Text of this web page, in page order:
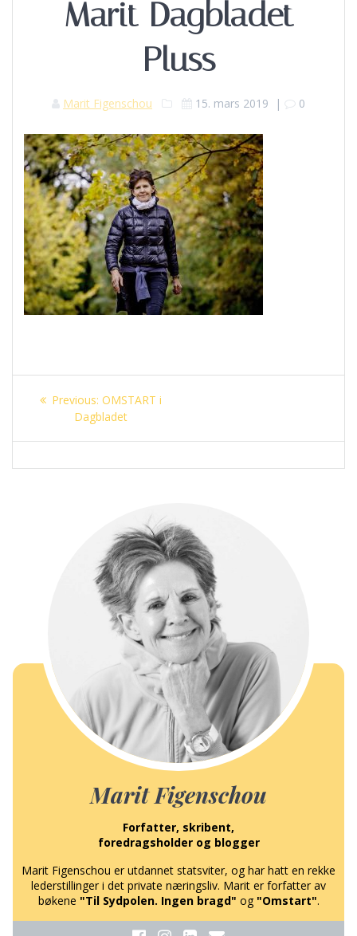
Marit Dagbladet
Pluss
Marit Figenschou 15. mars 2019 | 0
Innleggsnavigasjon
Previous: Previous
post:
OMSTART i
Dagbladet
Marit Figenschou
Forfatter, skribent,
foredragsholder og blogger
Marit Figenschou er utdannet statsviter, og har hatt en rekke
lederstillinger i det private næringsliv. Marit er forfatter av
bøkene "Til Sydpolen. Ingen bragd" og "Omstart".